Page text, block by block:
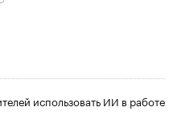
использовать ИИ в работе